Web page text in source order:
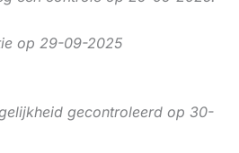
op 29-09-2025
gecontroleerd op 30-